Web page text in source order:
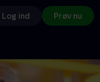
Log ind Prøv nu